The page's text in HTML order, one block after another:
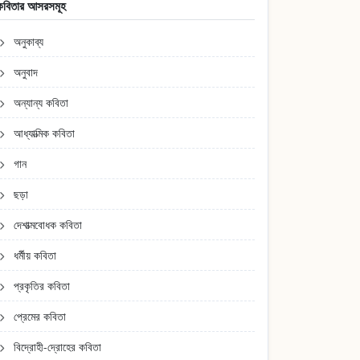
আসরসমূহ
অনুকাব্য
অনুবাদ
অন্যান্য কবিতা
আধ্যাত্মিক কবিতা
গান
ছড়া
দেশাত্মবোধক কবিতা
ধর্মীয় কবিতা
প্রকৃতির কবিতা
প্রেমের কবিতা
বিদ্রোহী-দ্রোহের কবিতা